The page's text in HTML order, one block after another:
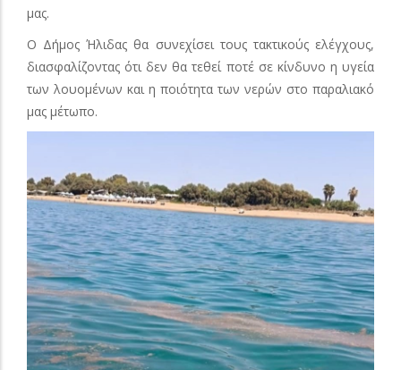
μας.
Ο Δήμος Ήλιδας θα συνεχίσει τους τακτικούς ελέγχους,
διασφαλίζοντας ότι δεν θα τεθεί ποτέ σε κίνδυνο η υγεία
των λουομένων και η ποιότητα των νερών στο παραλιακό
μας μέτωπο.